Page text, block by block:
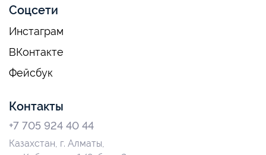
Соцсети
Инстаграм
ВКонтакте
Фейсбук
Контакты
+7 705 924 40 44
Казахстан, г. Алматы,